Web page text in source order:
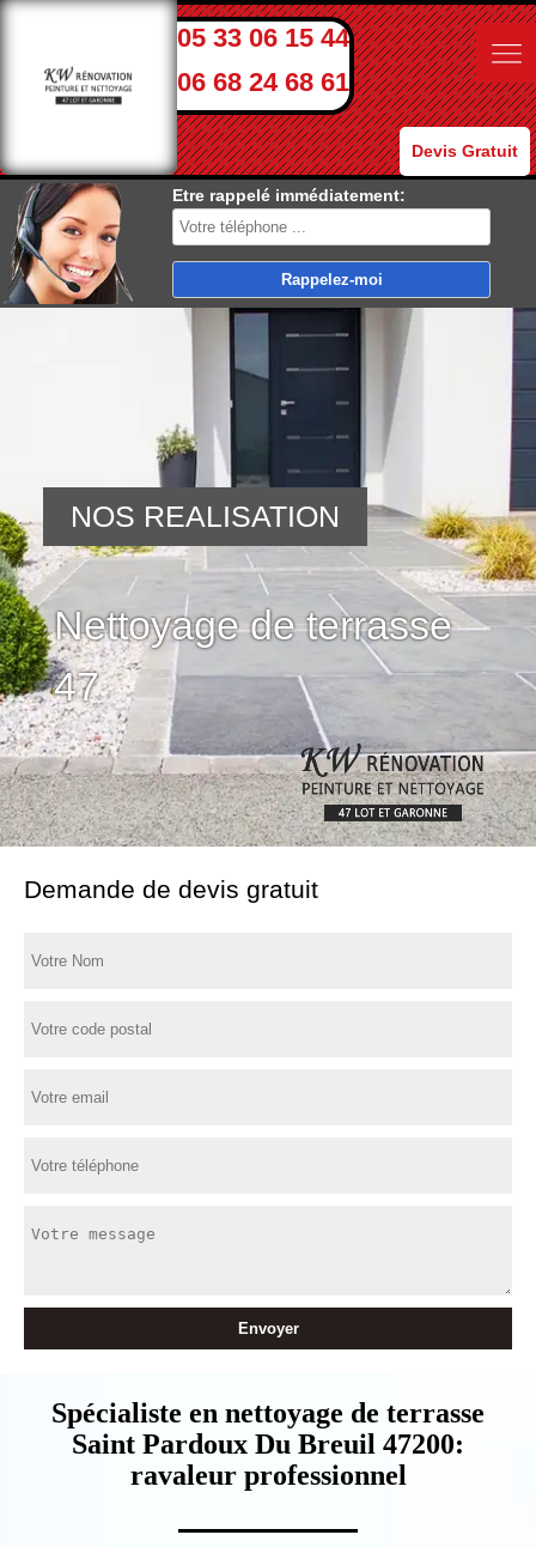
05 33 06 15 44
06 68 24 68 61
Devis Gratuit
Etre rappelé immédiatement:
Nettoyage de terrasse
47
NOS REALISATION
Demande de devis gratuit
Spécialiste en nettoyage de terrasse
Saint Pardoux Du Breuil 47200:
ravaleur professionnel